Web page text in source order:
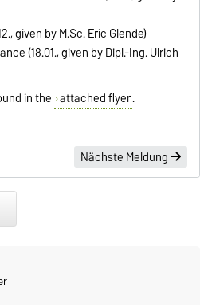
given by M.Sc. Eric Glende)
(18.01., given by Dipl.-Ing. Ulrich
in the attached flyer.
Nächste Meldung